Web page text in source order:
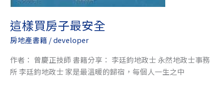
這樣買房子最安全
房地產書籍 /developer
作者： 曾慶正技師 書籍分享： 李廷鈞地政士 永然地政士事務
所 李廷鈞地政士 家是最溫暖的歸宿，每個人一生之中